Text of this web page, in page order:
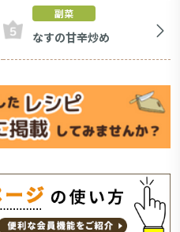
副菜
なすの甘辛炒め